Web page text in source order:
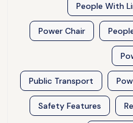
People With
Power Chair
Public Transport
Safety Features